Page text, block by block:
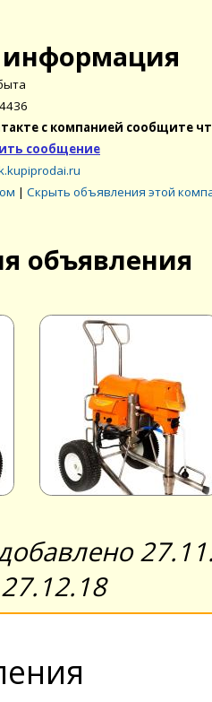
информация
с компанией сообщите
сообщение
| Скрыть объявления этой
объявления